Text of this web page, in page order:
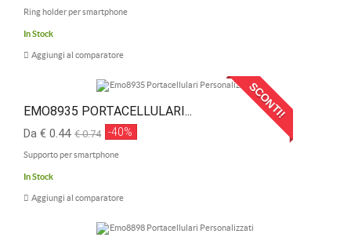
Ring holder per smartphone
In Stock
Aggiungi al comparatore
SCONTI!
EMO8935 PORTACELLULARI...
Da € 0.44 € 0.74 -40%
Supporto per smartphone
In Stock
Aggiungi al comparatore